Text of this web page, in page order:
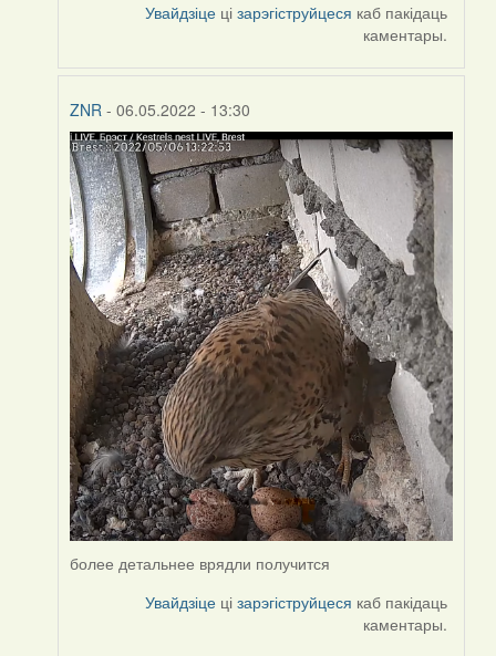
Увайдзіце цізарэгіструйцеся каб пакідаць
каментары.
ZNR - 06.05.2022 - 13:30
In
reply
to
by
Harrier
более детальнее врядли получится
Увайдзіце цізарэгіструйцеся каб пакідаць
каментары.